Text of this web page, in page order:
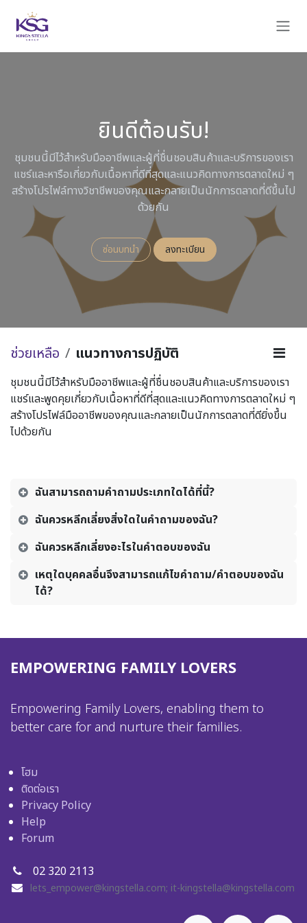
ยินดีต้อนรับ!
ชุมชนนี้มีไว้สำหรับมืออาชีพและผู้ที่ชื่นชอบสินค้าและบริการของเรา
แชร์และหารือเกี่ยวกับเนื้อหาที่ดีที่สุดและแนวคิดทางการตลาดใหม่ ๆ
สร้างโปรไฟล์ทางวิชาชีพของคุณและกลายเป็นนักการตลาดที่ดีขึ้นไป
ด้วยกัน
ซ่อนบทนำ ลงทะเบียน
ช่วยเหลือ แนวทางการปฏิบัติ
ชุมชนนี้มีไว้สำหรับมืออาชีพและผู้ที่ชื่นชอบสินค้าและบริการของเรา
แชร์และพูดคุยเกี่ยวกับเนื้อหาที่ดีที่สุดและแนวคิดทางการตลาดใหม่ ๆ
สร้างโปรไฟล์มืออาชีพของคุณและกลายเป็นนักการตลาดที่ดียิ่งขึ้น
ไปด้วยกัน
ฉันสามารถถามคำถามประเภทใดได้ที่นี้?
ฉันควรหลีกเลี่ยงสิ่งใดในคำถามของฉัน?
ฉันควรหลีกเลี่ยงอะไรในคำตอบของฉัน
เหตุใดบุคคลอื่นจึงสามารถแก้ไขคำถาม/คำตอบของฉัน
ได้?
EMPOWERING FAMILY LOVERS
Empowering Family Lovers, enabling them to
better care for and nurture their families.
โฮม
ติดต่อเรา
Privacy Policy
Help
Forum
02 320 2113
lets_empower@kingstella.com; it-kingstella@kingstella.com